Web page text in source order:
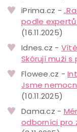
iPrima.cz -
podle
(16.11.2025)
Idnes.cz -
Skórují muži
Flowee.cz -
Jsme
(10.11.2025)
Dama.cz -
odborníci pro